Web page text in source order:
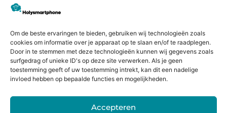
Om de beste ervaringen te bieden, gebruiken wij technologieën zoals
cookies om informatie over je apparaat op te slaan en/of te raadplegen.
Door in te stemmen met deze technologieën kunnen wij gegevens zoals
surfgedrag of unieke ID's op deze site verwerken. Als je geen
toestemming geeft of uw toestemming intrekt, kan dit een nadelige
invloed hebben op bepaalde functies en mogelijkheden.
Accepteren
direct met het plannen van je reparatie:
Kobo
Kobo Aura H2O Edition 2
Kobo Aura H2O Edition 1
Kobo Aura One
Kobo Aura Edition 1